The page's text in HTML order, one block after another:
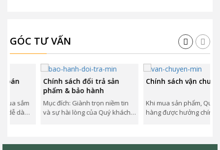
GÓC TƯ VẤN
sắm
dàng
Chính sách đổi trả sản
phẩm & bảo hành
Mục đích: Giành trọn niềm tin
và sự hài lòng của Quý khách
Chính sách vận chuyển
Khi mua sản phẩm, Quý
hàng được hưởng chính sách